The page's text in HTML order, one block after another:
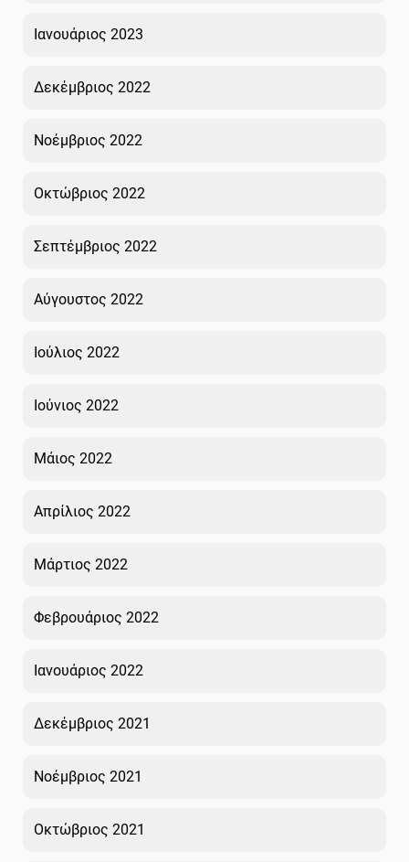
Ιανουάριος 2023
Δεκέμβριος 2022
Νοέμβριος 2022
Οκτώβριος 2022
Σεπτέμβριος 2022
Αύγουστος 2022
Ιούλιος 2022
Ιούνιος 2022
Μάιος 2022
Απρίλιος 2022
Μάρτιος 2022
Φεβρουάριος 2022
Ιανουάριος 2022
Δεκέμβριος 2021
Νοέμβριος 2021
Οκτώβριος 2021